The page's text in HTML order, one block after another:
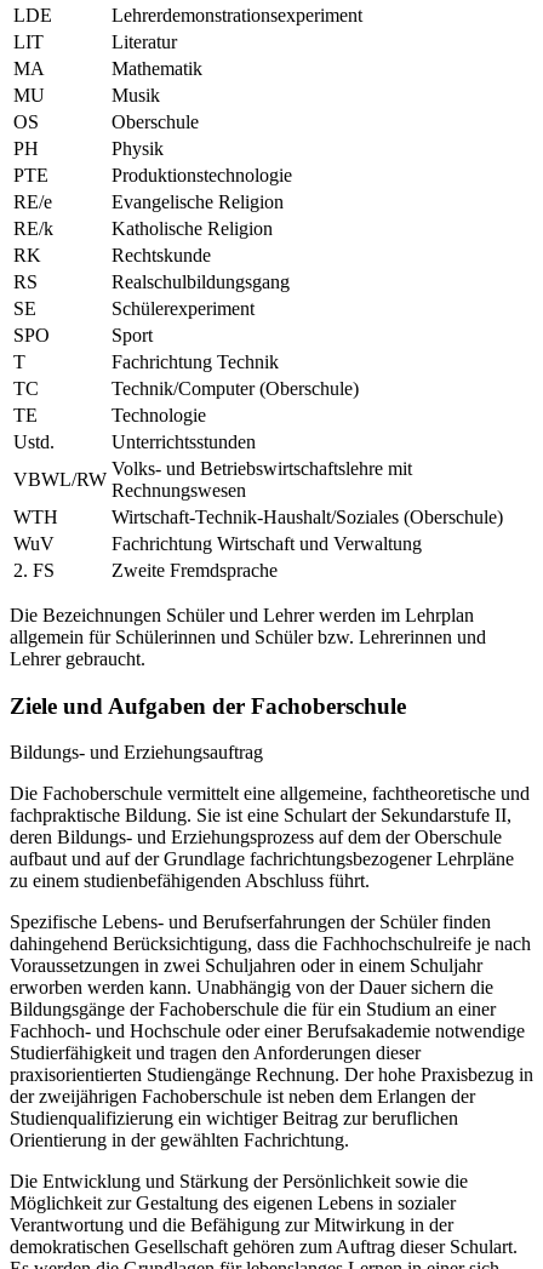
LDE
Lehrerdemonstrationsexperiment
LIT
Literatur
MA
Mathematik
MU
Musik
OS
Oberschule
PH
Physik
PTE
Produktionstechnologie
RE/e
Evangelische Religion
RE/k
Katholische Religion
RK
Rechtskunde
RS
Realschulbildungsgang
SE
Schülerexperiment
SPO
Sport
T
Fachrichtung Technik
TC
Technik/Computer (Oberschule)
TE
Technologie
Ustd.
Unterrichtsstunden
VBWL/RW
Volks- und Betriebswirtschaftslehre mit
Rechnungswesen
WTH
Wirtschaft-Technik-Haushalt/Soziales (Oberschule)
WuV
Fachrichtung Wirtschaft und Verwaltung
2. FS
Zweite Fremdsprache
Die Bezeichnungen Schüler und Lehrer werden im Lehrplan
allgemein für Schülerinnen und Schüler bzw. Lehrerinnen und
Lehrer gebraucht.
Ziele und Aufgaben der Fachoberschule
Bildungs- und Erziehungsauftrag
Die Fachoberschule vermittelt eine allgemeine, fachtheoretische und
fachpraktische Bildung. Sie ist eine Schulart der Sekundarstufe II,
deren Bildungs- und Erziehungsprozess auf dem der Oberschule
aufbaut und auf der Grundlage fachrichtungsbezogener Lehrpläne
zu einem studienbefähigenden Abschluss führt.
Spezifische Lebens- und Berufserfahrungen der Schüler finden
dahingehend Berücksichtigung, dass die Fachhochschulreife je nach
Voraussetzungen in zwei Schuljahren oder in einem Schuljahr
erworben werden kann. Unabhängig von der Dauer sichern die
Bildungsgänge der Fachoberschule die für ein Studium an einer
Fachhoch- und Hochschule oder einer Berufsakademie notwendige
Studierfähigkeit und tragen den Anforderungen dieser
praxisorientierten Studiengänge Rechnung. Der hohe Praxisbezug in
der zweijährigen Fachoberschule ist neben dem Erlangen der
Studienqualifizierung ein wichtiger Beitrag zur beruflichen
Orientierung in der gewählten Fachrichtung.
Die Entwicklung und Stärkung der Persönlichkeit sowie die
Möglichkeit zur Gestaltung des eigenen Lebens in sozialer
Verantwortung und die Befähigung zur Mitwirkung in der
demokratischen Gesellschaft gehören zum Auftrag dieser Schulart.